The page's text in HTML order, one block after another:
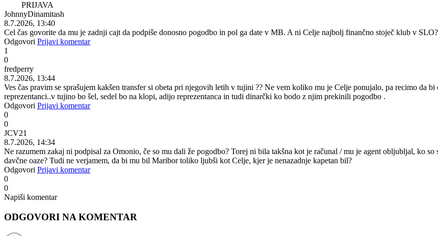
PRIJAVA
JohnnyDinamitash
8.7.2026, 13:40
Cel čas govorite da mu je zadnji cajt da podpiše donosno pogodbo in pol ga date v MB. A ni Celje najbolj finančno stoječ klub v SLO?
Odgovori Prijavi komentar
1
0
fredperry
8.7.2026, 13:44
Ves čas pravim se sprašujem kakšen transfer si obeta pri njegovih letih v tujini ?? Ne vem koliko mu je Celje ponujalo, pa recimo da
reprezentanci..v tujino bo šel, sedel bo na klopi, adijo reprezentanca in tudi dinarčki ko bodo z njim prekinili pogodbo .
Odgovori Prijavi komentar
0
0
JCV21
8.7.2026, 14:34
Ne razumem zakaj ni podpisal za Omonio, če so mu dali že pogodbo? Torej ni bila takšna kot je računal / mu je agent obljubljal, ko
davčne oaze? Tudi ne verjamem, da bi mu bil Maribor toliko ljubši kot Celje, kjer je nenazadnje kapetan bil?
Odgovori Prijavi komentar
0
0
Napiši komentar
ODGOVORI NA KOMENTAR